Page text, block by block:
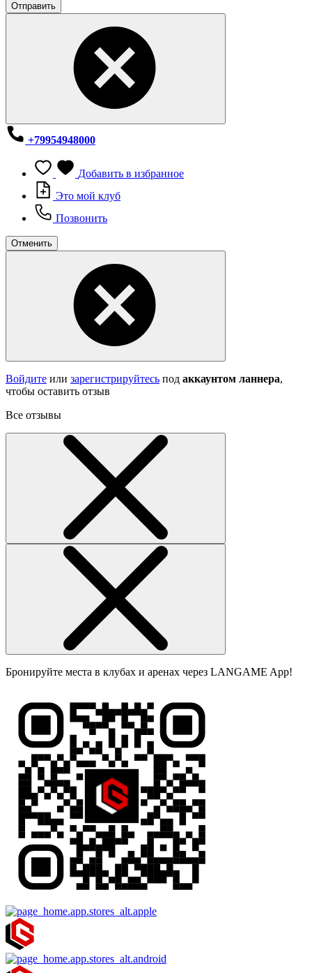
Отправить
+79954948000
Добавить в избранное
Это мой клуб
Позвонить
Отменить
Войдите или зарегистрируйтесь под аккаунтом ланнера,
чтобы оставить отзыв
Все отзывы
Бронируйте места в клубах и аренах через LANGAME App!